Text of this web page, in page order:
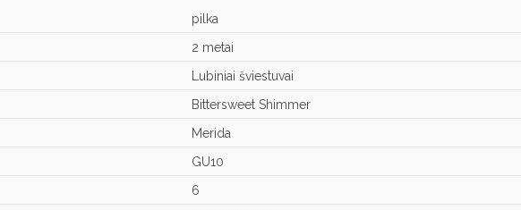
pilka
2 metai
Lubiniai šviestuvai
Bittersweet Shimmer
Merida
GU10
6